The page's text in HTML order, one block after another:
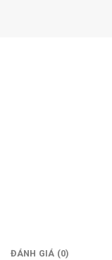
ĐÁNH GIÁ (0)